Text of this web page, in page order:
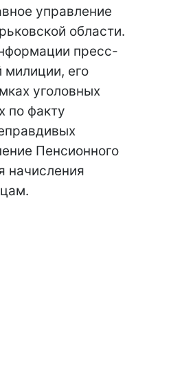
управление
области.
пресс-
его
уголовных
по факту
Пенсионного
начисления